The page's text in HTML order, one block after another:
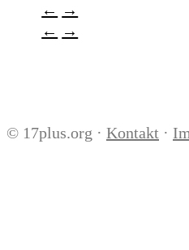
← →
← →
© 17plus.org · Kontakt ·